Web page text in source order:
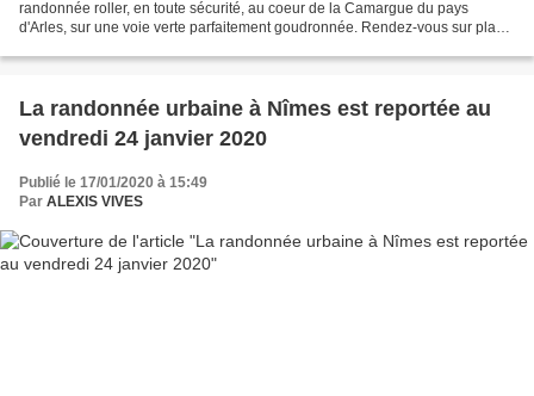
randonnée roller, en toute sécurité, au coeur de la Camargue du pays
d'Arles, sur une voie verte parfaitement goudronnée. Rendez-vous sur place
La randonnée urbaine à Nîmes est reportée au
vendredi 24 janvier 2020
Publié le 17/01/2020 à 15:49
Par ALEXIS VIVES